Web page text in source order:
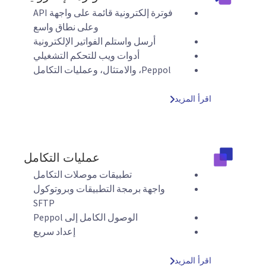
فوترة إلكترونية قائمة على واجهة API
وعلى نطاق واسع
أرسل واستلم الفواتير الإلكترونية
أدوات ويب للتحكم التشغيلي
Peppol، والامتثال، وعمليات التكامل
اقرأ المزيد
عمليات التكامل
تطبيقات موصلات التكامل
واجهة برمجة التطبيقات وبروتوكول
SFTP
الوصول الكامل إلى Peppol
إعداد سريع
اقرأ المزيد